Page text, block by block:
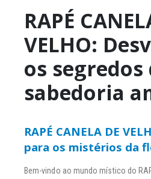
RAPÉ
VELHO:
os segredos
sabedoria
RAPÉ CANELA DE
para os mistérios da
Bem-vindo ao mundo místico do